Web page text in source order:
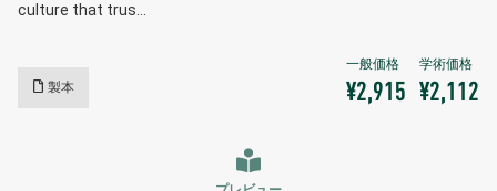
culture that trus…
製本 ¥2,915 ¥2,112